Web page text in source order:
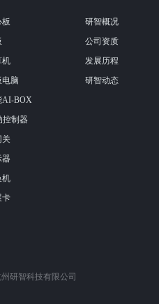
板
机
脑
AI-BOX
控制器
关
器
机
卡
研智概况
公司资质
发展历程
研智动态
研智科技有限公司